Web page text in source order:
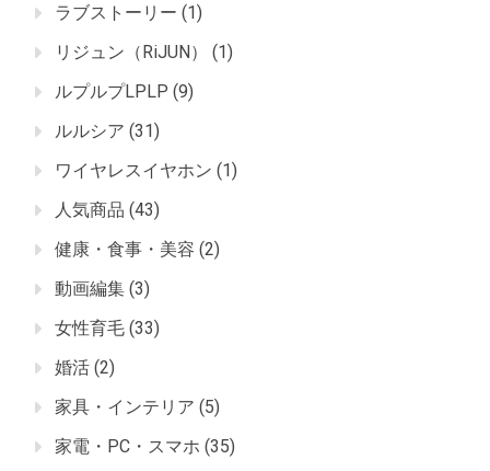
ラブストーリー (1)
リジュン（RiJUN）
(1)
ルプルプLPLP (9)
ルルシア (31)
ワイヤレスイヤホン (1)
人気商品 (43)
健康・食事・美容 (2)
動画編集 (3)
女性育毛 (33)
婚活 (2)
家具・インテリア (5)
家電・PC・スマホ (35)